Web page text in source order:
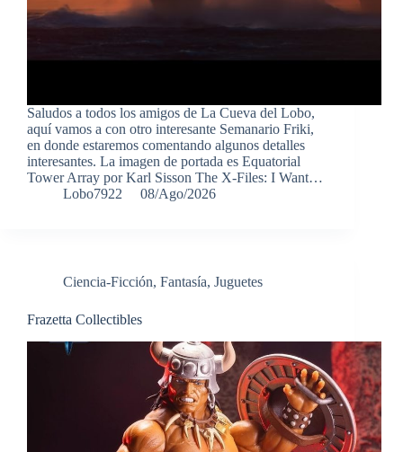
Saludos a todos los amigos de La Cueva del Lobo,
aquí vamos a con otro interesante Semanario Friki,
en donde estaremos comentando algunos detalles
interesantes. La imagen de portada es Equatorial
Tower Array por Karl Sisson The X-Files: I Want…
Lobo7922
08/Ago/2026
Ciencia-Ficción, Fantasía, Juguetes
Frazetta Collectibles